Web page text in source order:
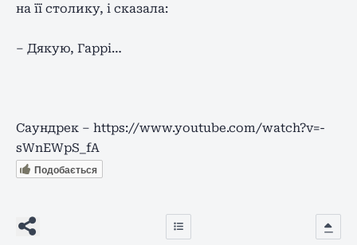
на її столику, і сказала:
– Дякую, Гаррі…
Саундрек – https://www.youtube.com/watch?v=-
sWnEWpS_fA
Подобається